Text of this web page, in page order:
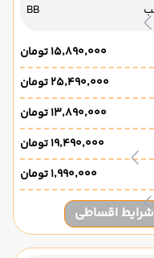
BB
۱۵٬۸۹۰٬۰۰۰ تومان
۲۵٬۴۹۰٬۰۰۰ تومان
۱۳٬۸۹۰٬۰۰۰ تومان
۱۹٬۴۹۰٬۰۰۰ تومان
۱٬۹۹۰٬۰۰۰ تومان
شرایط اقساطی